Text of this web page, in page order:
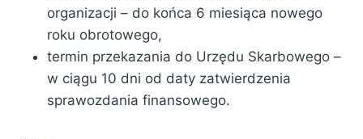
organizacji – do końca 6 miesiąca nowego
roku obrotowego,
termin przekazania do Urzędu Skarbowego –
w ciągu 10 dni od daty zatwierdzenia
sprawozdania finansowego.